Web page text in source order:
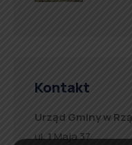
Kontakt
Urząd Gminy w
ul. 1 Maja 37